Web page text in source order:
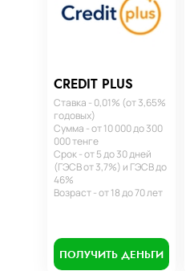
CREDIT PLUS
Ставка - 0,01% (от 3,65%
годовых)
Сумма - от 10 000 до 300
000 тенге
Срок - от 5 до 30 дней
(ГЭСВ от 3,7%) и ГЭСВ до
46%
Возраст - от 18 до 70 лет
ПОЛУЧИТЬ ДЕНЬГИ